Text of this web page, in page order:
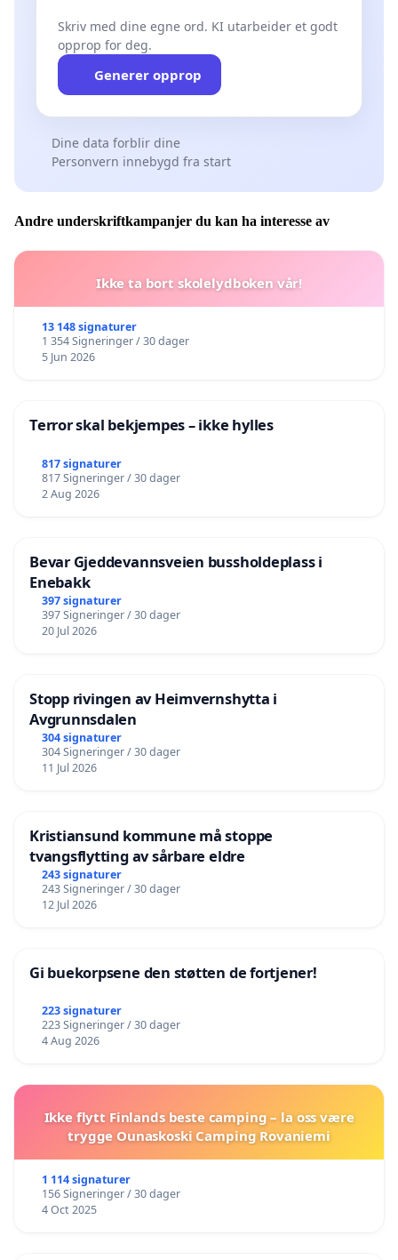
Skriv med dine egne ord. KI utarbeider et godt
opprop for deg.
Generer opprop
Dine data forblir dine
Personvern innebygd fra start
Andre underskriftkampanjer du kan ha interesse av
Ikke ta bort skolelydboken vår!
13 148 signaturer
1 354 Signeringer / 30 dager
5 Jun 2026
Terror skal bekjempes – ikke hylles
817 signaturer
817 Signeringer / 30 dager
2 Aug 2026
Bevar Gjeddevannsveien bussholdeplass i
Enebakk
397 signaturer
397 Signeringer / 30 dager
20 Jul 2026
Stopp rivingen av Heimvernshytta i
Avgrunnsdalen
304 signaturer
304 Signeringer / 30 dager
11 Jul 2026
Kristiansund kommune må stoppe
tvangsflytting av sårbare eldre
243 signaturer
243 Signeringer / 30 dager
12 Jul 2026
Gi buekorpsene den støtten de fortjener!
223 signaturer
223 Signeringer / 30 dager
4 Aug 2026
Ikke flytt Finlands beste camping – la oss være
trygge Ounaskoski Camping Rovaniemi
1 114 signaturer
156 Signeringer / 30 dager
4 Oct 2025